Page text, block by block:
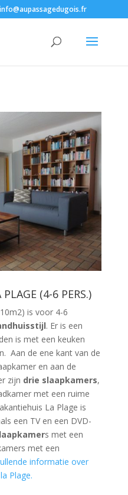
info@aupassagedugois.fr
(4-6 PERS.)
is voor 4-6
. Er is een
is met een keuken
Aan de ene kant van de
en aan de
zijn drie slaapkamers,
met een ruime
La Plage is
een TV en een DVD-
s met een
met een
informatie over
Plage.